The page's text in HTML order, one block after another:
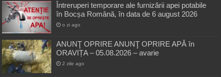
Întreruperi temporare ale furnizării apei potabile
în Bocșa Română, în data de 6 august 2026
o zi ago
ANUNŢ OPRIRE ANUNŢ OPRIRE APĂ în
ORAVIȚA – 05.08.2026 – avarie
2 zile ago